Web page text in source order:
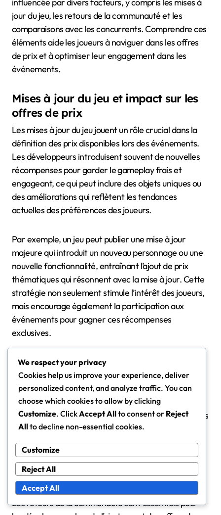
jour du jeu, les retours de la communauté et les
comparaisons avec les concurrents. Comprendre ces
éléments aide les joueurs à naviguer dans les offres
de prix et à optimiser leur engagement dans les
événements.
Mises à jour du jeu et impact sur les
offres de prix
Les mises à jour du jeu jouent un rôle crucial dans la
définition des prix disponibles lors des événements.
Les développeurs introduisent souvent de nouvelles
récompenses pour garder le gameplay frais et
engageant, ce qui peut inclure des objets uniques ou
des améliorations qui reflètent les tendances
actuelles des préférences des joueurs.
Par exemple, un jeu peut publier une mise à jour
majeure qui introduit un nouveau personnage ou une
nouvelle fonctionnalité, entraînant l’ajout de prix
thématiques qui résonnent avec la mise à jour. Cette
stratégie non seulement stimule l’intérêt des joueurs,
mais encourage également la participation aux
événements pour gagner ces récompenses
exclusives.
Les joueurs devraient rester informés des mises à
jour à venir, car celles-ci peuvent modifier
considérablement le paysage des prix. Vérifier
régulièrement les annonces officielles ou les forums
communautaires peut fournir des informations sur les
nouvelles récompenses qui pourraient être
introduites dans les événements futurs.
Retours de la communauté et
ajustements des prix
Les retours de la communauté sont essentiels pour
We respect your privacy
Cookies help us improve your experience, deliver
personalized content, and analyze traffic. You can
choose which cookies to allow by clicking
Customize. ClickAccept Allto consent or Reject
Allto decline non-essential cookies.
Customize
Reject All
Accept All